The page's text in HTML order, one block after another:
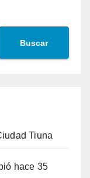
Buscar
Tiuna
hace 35